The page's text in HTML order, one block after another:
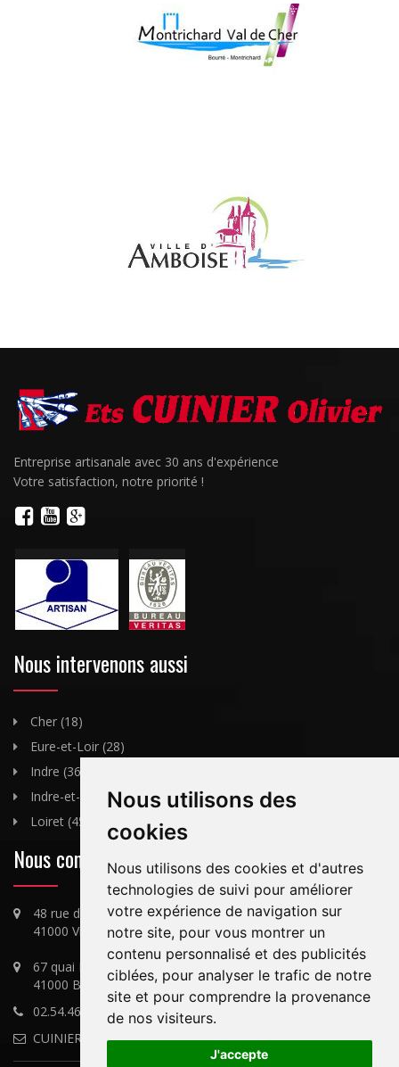
Nous utilisons des
cookies
Nous utilisons des cookies et d'autres
technologies de suivi pour améliorer
votre expérience de navigation sur
notre site, pour vous montrer un
contenu personnalisé et des publicités
ciblées, pour analyser le trafic de notre
site et pour comprendre la provenance
de nos visiteurs.
J'accepte
Entreprise artisanale avec 30 ans d'expérience
Votre satisfaction, notre priorité !
Nous intervenons aussi
Cher (18)
Eure-et-Loir (28)
Indre (36)
Indre-et-Loire (37)
Loiret (45)
Nous contacter
48 rue des Valineaux,
41000 Villerbon
67 quai Henri Chavigny,
41000 Blois
02.54.46.83.77 / 06.59.59.71.69
CUINIER@free.fr